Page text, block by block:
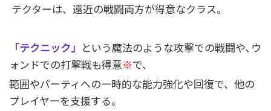
テクターは、遠近の戦闘両方が得意なクラス。
「テクニック」 という魔法のような攻撃での戦闘や､ウ
ォンドでの打撃戦も得意※で、
範囲やパーティへの一時的な能力強化や回復で、他の
プレイヤーを支援する。